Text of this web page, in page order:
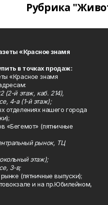
Рубрика
«Красное знамя
в точках продаж:
«Красное знамя
(2-й этаж, каб. 214),
4-а (1-й этаж);
отделениях нашего города
«Бегемот» (пятничные
рынок, ТЦ
этаж);
3-в;
(пятничные выпуски);
и на пр.Юбилейном,